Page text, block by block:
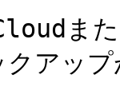
ま
アッ